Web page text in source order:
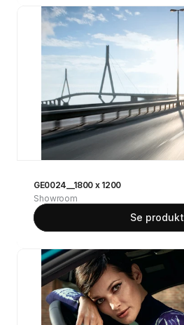
GE0024__1800 x 1200
Showroom
Se produkt